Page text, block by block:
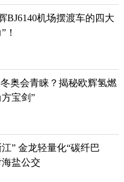
BJ6140机场摆渡车的四大
！
奥会青睐？揭秘欧辉氢燃
宝剑”
” 金龙轻量化“碳纤巴
盐公交